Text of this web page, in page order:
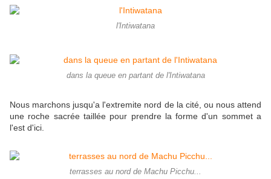
l'Intiwatana
dans la queue en partant de l'Intiwatana
Nous marchons jusqu'a l'extremite nord de la cité, ou nous attend
une roche sacrée taillée pour prendre la forme d'un sommet a
l'est d'ici.
terrasses au nord de Machu Picchu...